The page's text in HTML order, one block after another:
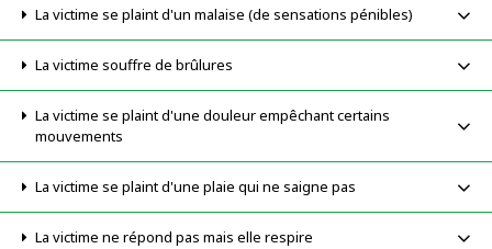
La victime se plaint d'un malaise (de sensations pénibles)
La victime souffre de brûlures
La victime se plaint d'une douleur empêchant certains
mouvements
La victime se plaint d'une plaie qui ne saigne pas
La victime ne répond pas mais elle respire